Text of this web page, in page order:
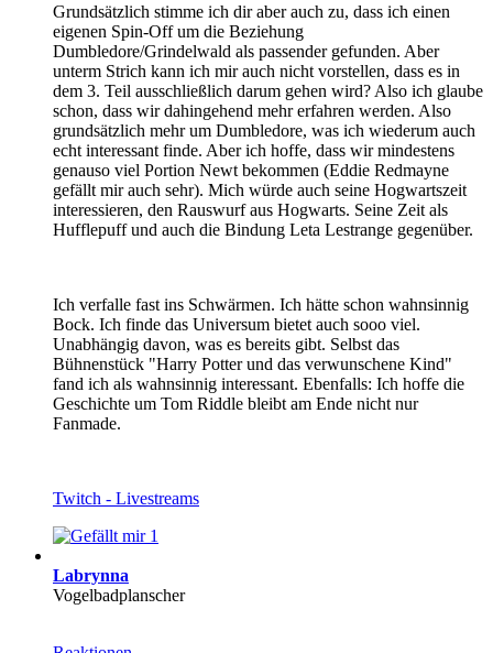
Grundsätzlich stimme ich dir aber auch zu, dass ich einen
eigenen Spin-Off um die Beziehung
Dumbledore/Grindelwald als passender gefunden. Aber
unterm Strich kann ich mir auch nicht vorstellen, dass es in
dem 3. Teil ausschließlich darum gehen wird? Also ich glaube
schon, dass wir dahingehend mehr erfahren werden. Also
grundsätzlich mehr um Dumbledore, was ich wiederum auch
echt interessant finde. Aber ich hoffe, dass wir mindestens
genauso viel Portion Newt bekommen (Eddie Redmayne
gefällt mir auch sehr). Mich würde auch seine Hogwartszeit
interessieren, den Rauswurf aus Hogwarts. Seine Zeit als
Hufflepuff und auch die Bindung Leta Lestrange gegenüber.
Ich verfalle fast ins Schwärmen. Ich hätte schon wahnsinnig
Bock. Ich finde das Universum bietet auch sooo viel.
Unabhängig davon, was es bereits gibt. Selbst das
Bühnenstück "Harry Potter und das verwunschene Kind"
fand ich als wahnsinnig interessant. Ebenfalls: Ich hoffe die
Geschichte um Tom Riddle bleibt am Ende nicht nur
Fanmade.
Twitch - Livestreams
1
Labrynna
Vogelbadplanscher